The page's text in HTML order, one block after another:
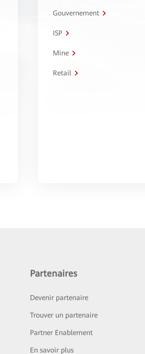
Gouvernement
ISP
Mine
Retail
Partenaires
Devenir partenaire
Trouver un partenaire
Partner Enablement
En savoir plus